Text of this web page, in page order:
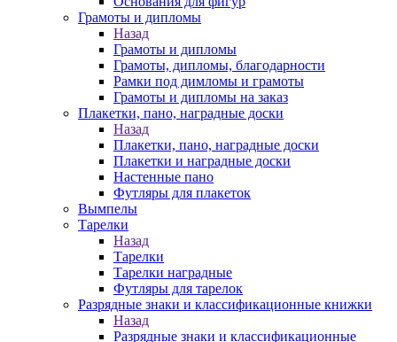
Грамоты и дипломы
Назад
Грамоты и дипломы
Грамоты, дипломы, благодарности
Рамки под димломы и грамоты
Грамоты и дипломы на заказ
Плакетки, пано, наградные доски
Назад
Плакетки, пано, наградные доски
Плакетки и наградные доски
Настенные пано
Футляры для плакеток
Вымпелы
Тарелки
Назад
Тарелки
Тарелки наградные
Футляры для тарелок
Разрядные знаки и классификационные книжки
Назад
Разрядные знаки и классификационные